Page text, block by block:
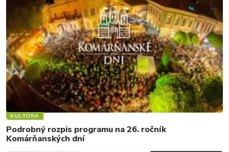
KULTÚRA
Podrobný rozpis programu na 26. ročník
Komárňanských dní